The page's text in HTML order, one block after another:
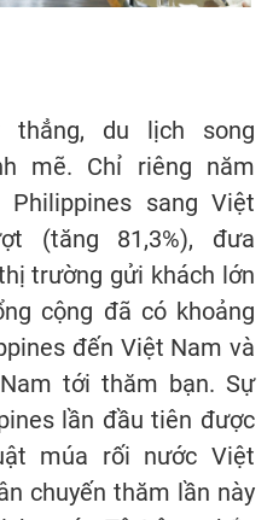
thẳng, du lịch song
mẽ. Chỉ riêng năm
sang Việt
(tăng 81,3%), đưa
trường gửi khách lớn
cộng đã có khoảng
đến Việt Nam và
tới thăm bạn. Sự
lần đầu tiên được
múa rối nước Việt
chuyến thăm lần này